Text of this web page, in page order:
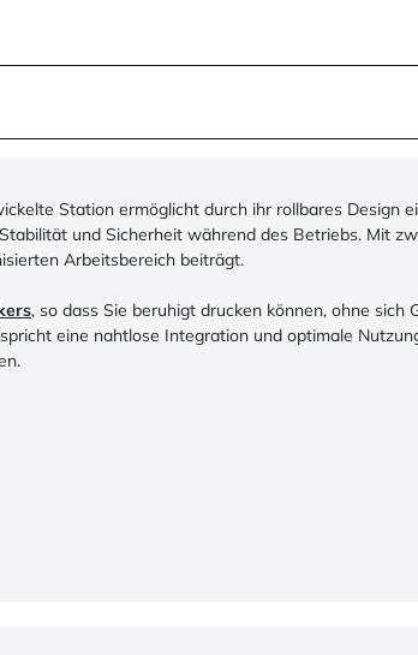
Station ermöglicht durch ihr rollbares Design
und Sicherheit während des Betriebs. Mit
Arbeitsbereich beiträgt.
, so dass Sie beruhigt drucken können, ohne sich
eine nahtlose Integration und optimale